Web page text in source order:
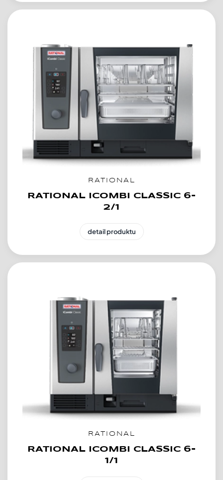
RATIONAL
RATIONAL ICOMBI CLASSIC 6-
2/1
detail produktu
RATIONAL
RATIONAL ICOMBI CLASSIC 6-
1/1